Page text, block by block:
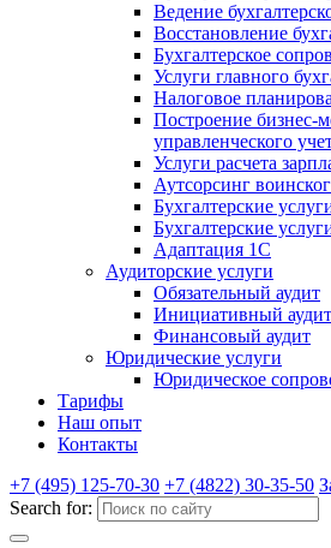
Ведение
Восстановление
Бухгалтерское
Услуги главного
Налоговое
Построение бизнес-
управленческого
Услуги расчета
Аутсорсинг
Бухгалтерские
Бухгалтерские
Адаптация 1С
Аудиторские услуги
Обязательный аудит
Инициативный аудит
Финансовый аудит
Юридические услуги
Юридическое
Тарифы
Наш опыт
Контакты
+7 (495) 125-70-30 +7 (4822) 30-35-50
Search for: